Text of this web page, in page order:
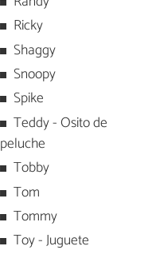
Ricky
Shaggy
Snoopy
Spike
Teddy - Osito de
peluche
Tobby
Tom
Tommy
Toy - Juguete